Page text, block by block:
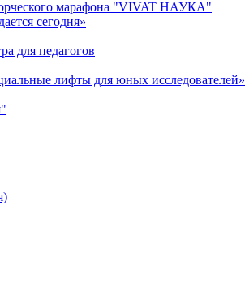
марафона "VIVAT НАУКА"
сегодня»
для педагогов
лифты для юных исследователей»